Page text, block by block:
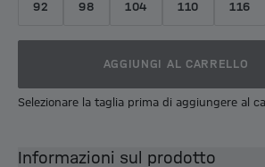
92 98 104 110 116
AGGIUNGI AL CARRELLO
Selezionare la taglia prima di aggiungere al
Informazioni sul prodotto